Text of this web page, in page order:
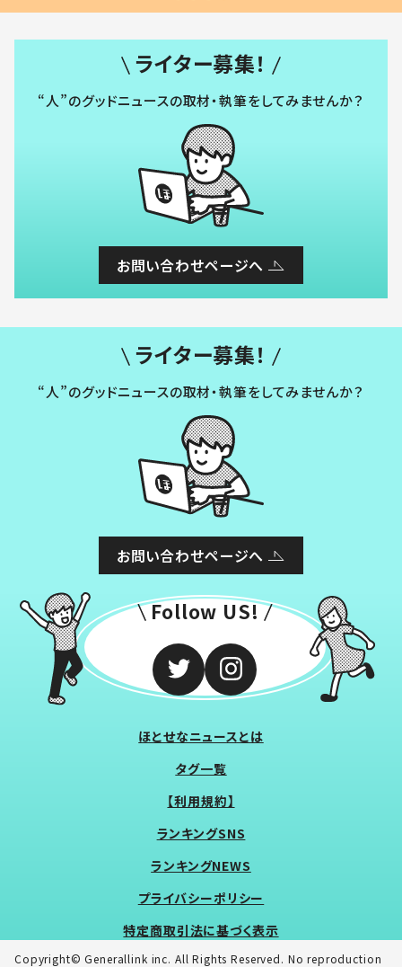
ライター募集！
“人”のグッドニュースの取材・執筆をしてみませんか？
お問い合わせページへ
ライター募集！
“人”のグッドニュースの取材・執筆をしてみませんか？
お問い合わせページへ
Follow US!
ほとせなニュースとは
タグ一覧
【利用規約】
ランキングSNS
ランキングNEWS
プライバシーポリシー
特定商取引法に基づく表示
Copyright© Generallink inc. All Rights Reserved. No reproduction